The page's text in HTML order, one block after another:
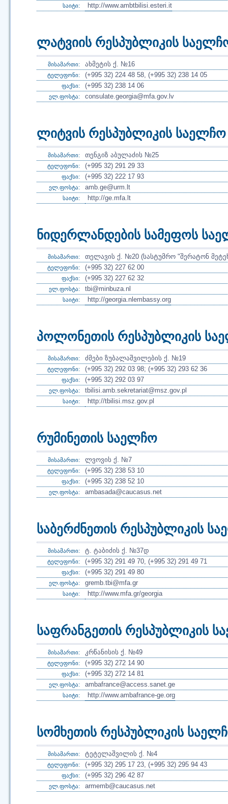
საიტი: http://www.ambtbilisi.esteri.it
ლატვიის რესპუბლიკის
მისამართი: ახმეტის ქ. №16
ტელეფონი: (+995 32) 224 48 58, (+995 32) 238 14 05
ფაქსი: (+995 32) 238 14 06
ელ.ფოსტა: consulate.georgia@mfa.gov.lv
ლიტვის რესპუბლიკის საელჩო
მისამართი: თენგიზ აბულაძის №25
ტელეფონი: (+995 32) 291 29 33
ფაქსი: (+995 32) 222 17 93
ელ.ფოსტა: amb.ge@urm.lt
საიტი: http://ge.mfa.lt
ნიდერლანდების სამეფოს
მისამართი: თელავის ქ. №20 (სასტუმრო "შერატონ
ტელეფონი: (+995 32) 227 62 00
ფაქსი: (+995 32) 227 62 32
ელ.ფოსტა: tbi@minbuza.nl
საიტი: http://georgia.nlembassy.org
პოლონეთის რესპუბლიკის
მისამართი: ძმები ზუბალაშვილების ქ. №19
ტელეფონი: (+995 32) 292 03 98; (+995 32) 293 62 36
ფაქსი: (+995 32) 292 03 97
ელ.ფოსტა: tbilisi.amb.sekretariat@msz.gov.pl
საიტი: http://tbilisi.msz.gov.pl
რუმინეთის საელჩო
მისამართი: ლვოვის ქ. №7
ტელეფონი: (+995 32) 238 53 10
ფაქსი: (+995 32) 238 52 10
ელ.ფოსტა: ambasada@caucasus.net
საბერძნეთის რესპუბლიკის
მისამართი: ტ. ტაბიძის ქ. №37დ
ტელეფონი: (+995 32) 291 49 70, (+995 32) 291 49 71
ფაქსი: (+995 32) 291 49 80
ელ.ფოსტა: gremb.tbi@mfa.gr
საიტი: http://www.mfa.gr/georgia
საფრანგეთის რესპუბლიკის
მისამართი: კრწანისის ქ. №49
ტელეფონი: (+995 32) 272 14 90
ფაქსი: (+995 32) 272 14 81
ელ.ფოსტა: ambafrance@access.sanet.ge
საიტი: http://www.ambafrance-ge.org
სომხეთის რესპუბლიკის
მისამართი: ტეტელაშვილის ქ. №4
ტელეფონი: (+995 32) 295 17 23, (+995 32) 295 94 43
ფაქსი: (+995 32) 296 42 87
ელ.ფოსტა: armemb@caucasus.net